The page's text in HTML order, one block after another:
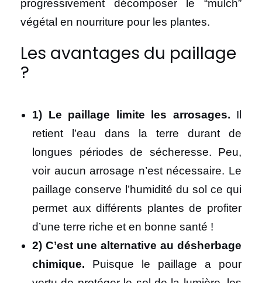
progressivement décomposer le “mulch”
végétal en nourriture pour les plantes.
Les avantages du paillage
?
1) Le paillage limite les arrosages. Il
retient l’eau dans la terre durant de
longues périodes de sécheresse. Peu,
voir aucun arrosage n’est nécessaire. Le
paillage conserve l’humidité du sol ce qui
permet aux différents plantes de profiter
d’une terre riche et en bonne santé !
2) C’est une alternative au désherbage
chimique. Puisque le paillage a pour